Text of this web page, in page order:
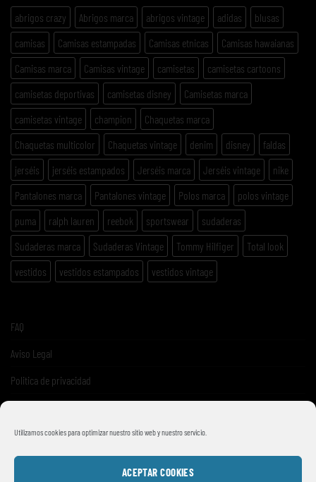
Utilizamos cookies para optimizar nuestro sitio web y nuestro servicio.
ACEPTAR COOKIES
abrigos crazy Abrigos marca abrigos vintage adidas
blusas
camisas
Camisas estampadas Camisas etnicas
Camisas hawaianas
Camisas marca
Camisas vintage camisetas
camisetas cartoons
camisetas deportivas
camisetas disney
Camisetas marca
camisetas vintage
champion
Chaquetas marca
Chaquetas multicolor
Chaquetas vintage denim disney
faldas
jerséis
jerséis estampados Jerséis marca Jerséis vintage
nike
Pantalones marca
Pantalones vintage Polos marca
polos vintage
puma
ralph lauren reebok sportswear
sudaderas
Sudaderas marca
Sudaderas Vintage Tommy Hilfiger
Total look
vestidos
vestidos estampados vestidos vintage
FAQ
Aviso Legal
Politica de privacidad